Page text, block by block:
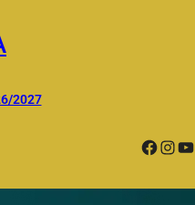
2027
Facebook InstagramYouTube